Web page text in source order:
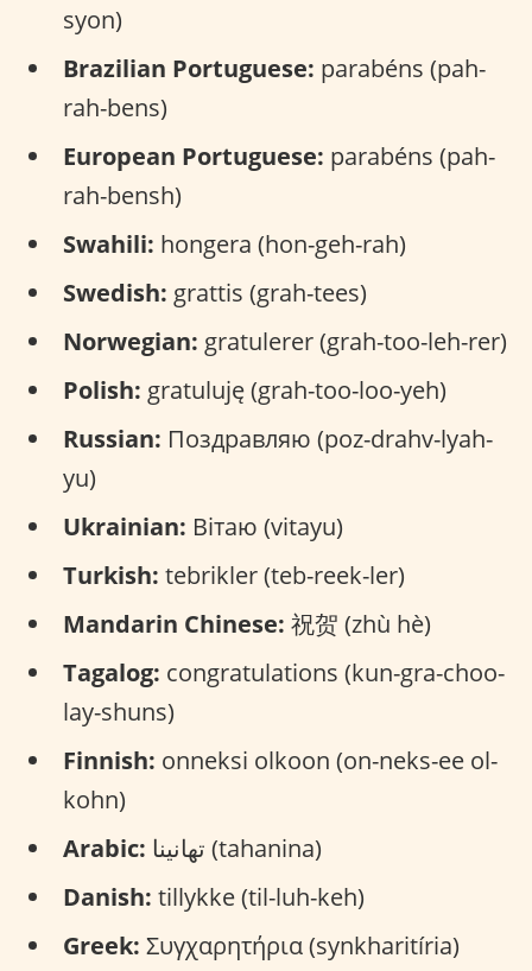
syon)
Brazilian Portuguese: parabéns (pah-
rah-bens)
European Portuguese: parabéns (pah-
rah-bensh)
Swahili: hongera (hon-geh-rah)
Swedish: grattis (grah-tees)
Norwegian: gratulerer (grah-too-leh-rer)
Polish: gratuluję (grah-too-loo-yeh)
Russian: Поздравляю (poz-drahv-lyah-
yu)
Ukrainian: Вітаю (vitayu)
Turkish: tebrikler (teb-reek-ler)
Mandarin Chinese: 祝贺 (zhù hè)
Tagalog: congratulations (kun-gra-choo-
lay-shuns)
Finnish: onneksi olkoon (on-neks-ee ol-
kohn)
Arabic:
تهانينا (tahanina)
Danish: tillykke (til-luh-keh)
Greek: Συγχαρητήρια (synkharitíria)